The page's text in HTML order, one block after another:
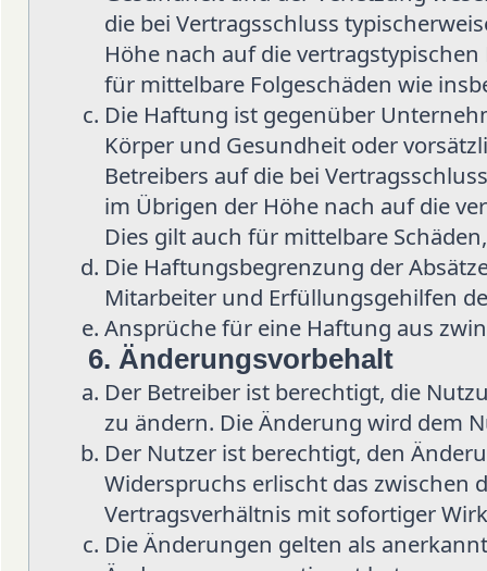
die bei Vertragsschluss
Höhe nach auf die
für mittelbare Folgeschäden wie
Die Haftung ist gegenüber
Körper und Gesundheit oder
Betreibers auf die bei
im Übrigen der Höhe nach auf die
Dies gilt auch für mittelbare
Die Haftungsbegrenzung der
Mitarbeiter und Erfüllungsgehilfen
Ansprüche für eine Haftung aus
6. Änderungsvorbehalt
Der Betreiber ist berechtigt, die
zu ändern. Die Änderung wird dem
Der Nutzer ist berechtigt, den
Widerspruchs erlischt das zwischen
Vertragsverhältnis mit sofortiger
Die Änderungen gelten als